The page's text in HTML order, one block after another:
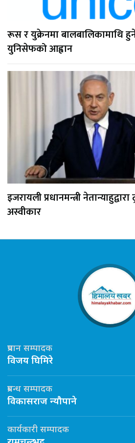
रूस र युक्रेनमा बालबालिकामाथि
युनिसेफको आह्वान
इजरायली प्रधानमन्त्री
अस्वीकार
प्रधान सम्पादक
विजय घिमिरे
प्रबन्ध सम्पादक
विकासराज न्यौपाने
कार्यकारी सम्पादक